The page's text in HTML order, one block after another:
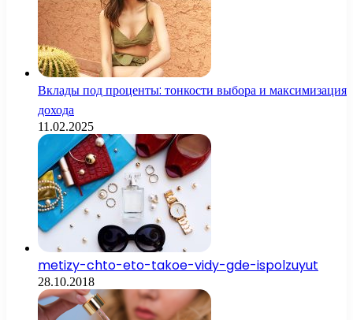
Вклады под проценты: тонкости выбора и максимизация
дохода
11.02.2025
metizy-chto-eto-takoe-vidy-gde-ispolzuyut
28.10.2018